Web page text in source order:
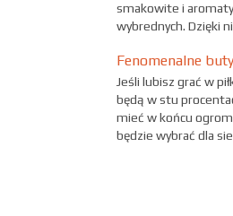
smakowite i
wybrednych. Dzięki
Fenomenalne
Jeśli lubisz grać w
będą w stu
mieć w końcu
będzie wybrać dla